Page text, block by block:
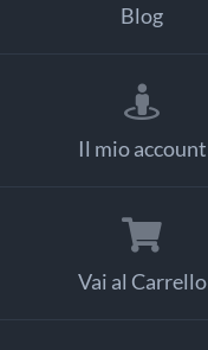
Blog
Il mio account
Vai al Carrello